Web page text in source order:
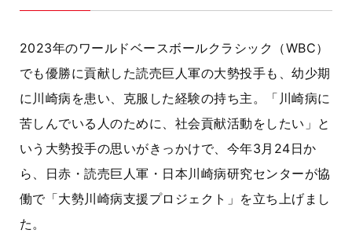
2023年のワールドベースボールクラシック（WBC）
でも優勝に貢献した読売巨人軍の大勢投手も、幼少期
に川崎病を患い、克服した経験の持ち主。「川崎病に
苦しんでいる人のために、社会貢献活動をしたい」と
いう大勢投手の思いがきっかけで、今年3月24日か
ら、日赤・読売巨人軍・日本川崎病研究センターが協
働で「大勢川崎病支援プロジェクト」を立ち上げまし
た。